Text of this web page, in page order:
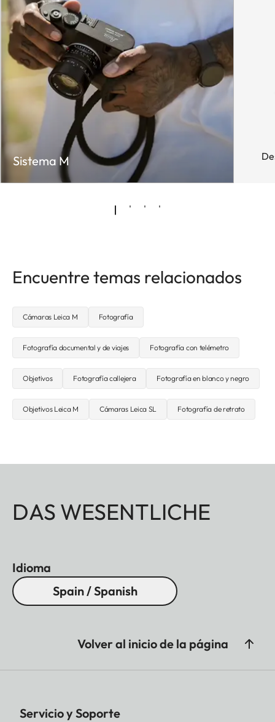
Sistema M
Encuentre temas relacionados
Cámaras Leica M Fotografía
Fotografía documental y de viajes Fotografía con telémetro
Objetivos Fotografía callejera Fotografía en blanco y negro
Objetivos Leica M Cámaras Leica SL Fotografía de retrato
DAS WESENTLICHE
Idioma
Spain / Spanish
Volver al inicio de la página
Servicio y Soporte